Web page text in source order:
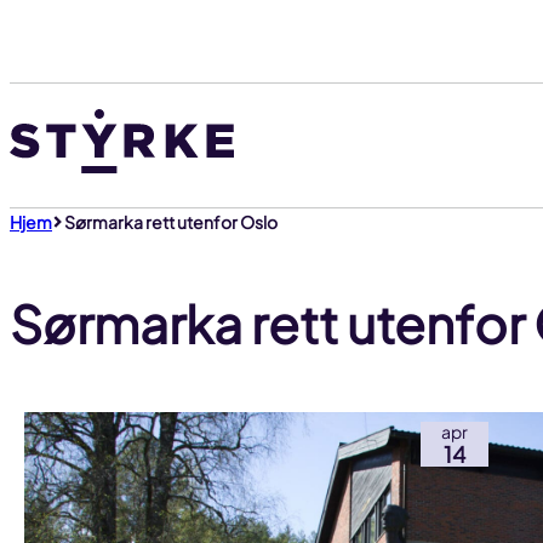
innhold
Hjem Sørmarka rett utenfor Oslo
Sørmarka rett utenfor
apr
14